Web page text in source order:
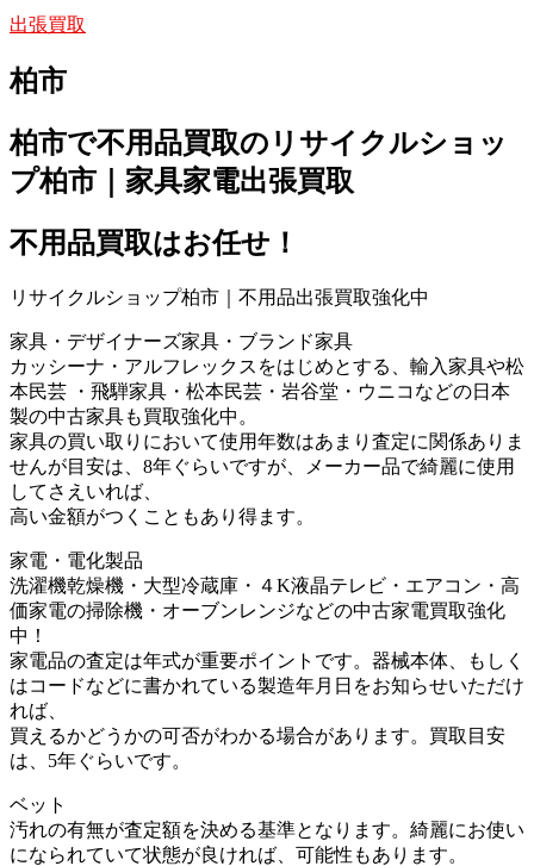
出張買取
柏市
柏市で不用品買取のリサイクルショッ
プ柏市｜家具家電出張買取
不用品買取はお任せ！
リサイクルショップ柏市｜不用品出張買取強化中
家具・デザイナーズ家具・ブランド家具
カッシーナ・アルフレックスをはじめとする、輸入家具や松
本民芸 ・飛騨家具・松本民芸・岩谷堂・ウニコなどの日本
製の中古家具も買取強化中。
家具の買い取りにおいて使用年数はあまり査定に関係ありま
せんが目安は、8年ぐらいですが、メーカー品で綺麗に使用
してさえいれば、
高い金額がつくこともあり得ます。
家電・電化製品
洗濯機乾燥機・大型冷蔵庫・４K液晶テレビ・エアコン・高
価家電の掃除機・オーブンレンジなどの中古家電買取強化
中！
家電品の査定は年式が重要ポイントです。器械本体、もしく
はコードなどに書かれている製造年月日をお知らせいただけ
れば、
買えるかどうかの可否がわかる場合があります。買取目安
は、5年ぐらいです。
ベット
汚れの有無が査定額を決める基準となります。綺麗にお使い
になられていて状態が良ければ、可能性もあります。